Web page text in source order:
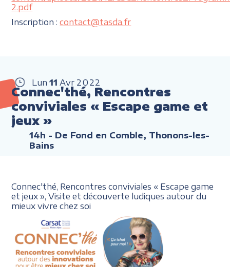
2.pdf
Inscription :contact@tasda.fr
Lun 11 Avr 2022
Connec'thé, Rencontres
conviviales « Escape game et
jeux »
14h - De Fond en Comble, Thonons-les-
Bains
Connec'thé, Rencontres conviviales « Escape game
et jeux »,Visite et découverte ludiquesautour du
mieux vivre chez soi